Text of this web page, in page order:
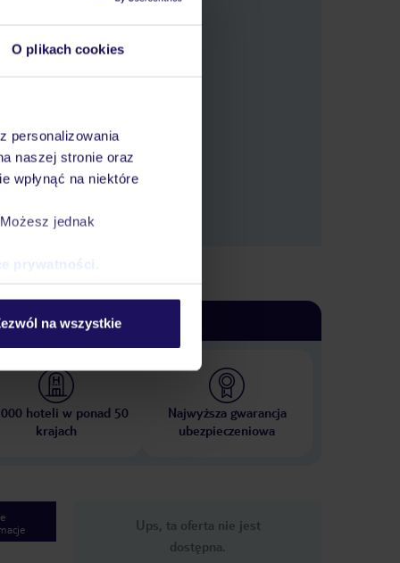
O plikach cookies
personalizowania
naszej stronie oraz
wpłynąć na niektóre
jednak
prywatności
na wszystkie
hoteli w ponad 50
krajach
Najwyższa gwarancja
ubezpieczeniowa
Ups, ta oferta nie jest
dostępna.